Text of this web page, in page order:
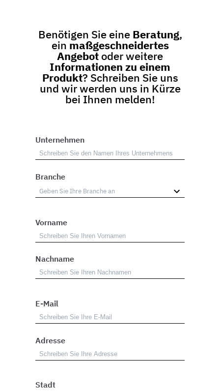
Benötigen Sie eine Beratung,
ein maßgeschneidertes
Angebot oder weitere
Informationen zu einem
Produkt? Schreiben Sie uns
und wir werden uns in Kürze
bei Ihnen melden!
Unternehmen
Branche
Vorname
Nachname
E-Mail
Adresse
Stadt